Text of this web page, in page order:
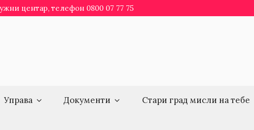
центар, телефон 0800 07 77 75
Управа Документи Стари град мисли на тебе